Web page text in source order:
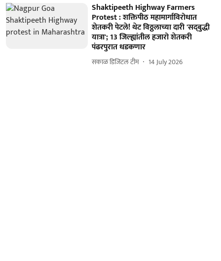
Shaktipeeth Highway Farmers
Protest : शक्तिपीठ महामार्गाविरोधात
शेतकरी पेटले! थेट विठ्ठलाच्या दारी 'सद्‌बुद्धी
यात्रा'; 13 जिल्ह्यांतील हजारो शेतकरी
पंढरपुरात धडकणार
सकाळ डिजिटल टीम 14 July 2026